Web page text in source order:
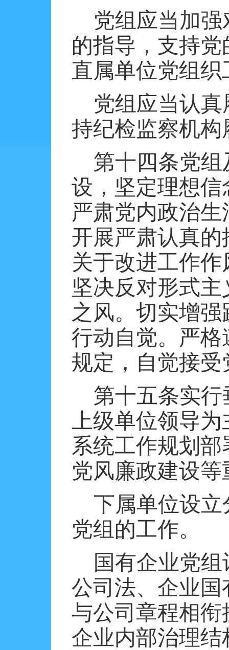
党组应当加
的指导，支持
直属单位党组
党组应当认
持纪检监察机
第十四条党
设，坚定理想
严肃党内政治
开展严肃认真
关于改进工作
坚决反对形式
之风。切实增
行动自觉。严
规定，自觉接
第十五条实
上级单位领导
系统工作规划
党风廉政建设
下属单位设
党组的工作。
国有企业党
公司法、企业
与公司章程相
企业内部治理